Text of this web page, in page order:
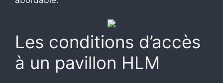
Les conditions d’accès
à un pavillon HLM